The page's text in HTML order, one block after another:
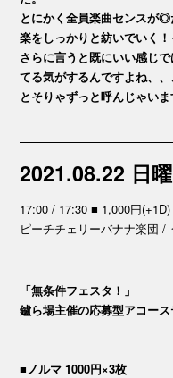
とにかく全員楽曲センスが
楽をしっかりと紡いでいく
さらに言うと既にいい感じ
てる気がするんですよね、
とそりゃずっと呼んじゃい
2021.08.22 日
17:00 / 17:30 ■ 1,000円(+1D)
ピーチチェリーバナナ楽団 /
「無条件フェスタ！」
鑪ら場主催の応募型アコー
■ノルマ 1000円×3枚